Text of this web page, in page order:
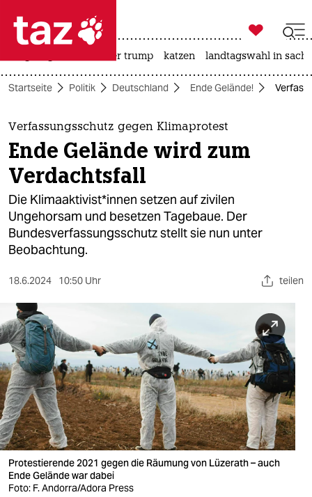
 taz zahl ich
taz zahl ich
themen
politik
öko
gesellschaft
kultur
sport
berlin
nord
wahrheit
verlag
verlag
veranstaltungen
shop

taz zahl ich
usa unter trump katzen landtagswahl in
Startseite Politik Deutschland Ende Gelände!
Verfassungsschutz gegen Klimaprotest
Ende Gelände wird zum
Verdachtsfall
Die Kli­ma­ak­ti­vis­t*in­nen setzen auf zivilen
Ungehorsam und besetzen Tagebaue. Der
Bundesverfassungsschutz stellt sie nun unter
Beobachtung.
18.6.2024 10:50 Uhr teilen
Protestierende 2021 gegen die Räumung von Lüzerath – auch
Ende Gelände war dabei
Foto: F. Andorra/Adora Press